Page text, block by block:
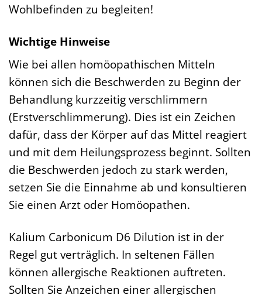
Wohlbefinden zu begleiten!
Wichtige Hinweise
Wie bei allen homöopathischen Mitteln
können sich die Beschwerden zu Beginn der
Behandlung kurzzeitig verschlimmern
(Erstverschlimmerung). Dies ist ein Zeichen
dafür, dass der Körper auf das Mittel reagiert
und mit dem Heilungsprozess beginnt. Sollten
die Beschwerden jedoch zu stark werden,
setzen Sie die Einnahme ab und konsultieren
Sie einen Arzt oder Homöopathen.
Kalium Carbonicum D6 Dilution ist in der
Regel gut verträglich. In seltenen Fällen
können allergische Reaktionen auftreten.
Sollten Sie Anzeichen einer allergischen